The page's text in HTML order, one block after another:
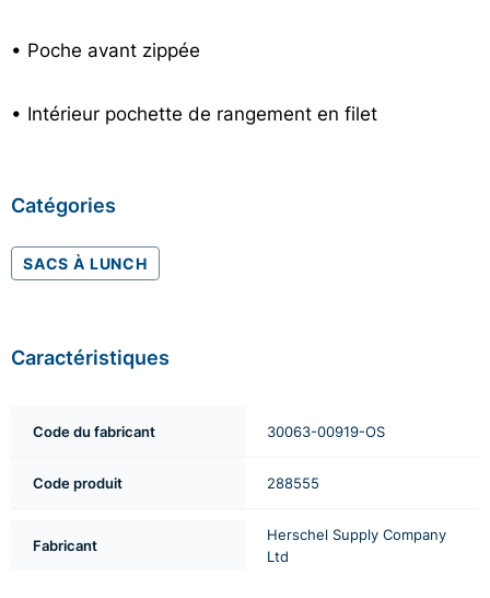
• Poche avant zippée
• Intérieur pochette de rangement en filet
Catégories
SACS À LUNCH
Caractéristiques
Code du fabricant 30063-00919-OS
Code produit 288555
Fabricant
Herschel Supply Company
Ltd